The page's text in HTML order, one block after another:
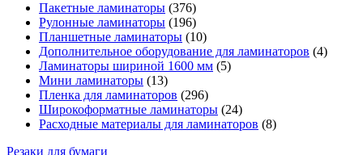
Пакетные ламинаторы (376)
Рулонные ламинаторы (196)
Планшетные ламинаторы (10)
Дополнительное оборудование для ламинаторов (4)
Ламинаторы шириной 1600 мм (5)
Мини ламинаторы (13)
Пленка для ламинаторов (296)
Широкоформатные ламинаторы (24)
Расходные материалы для ламинаторов (8)
Резаки для бумаги